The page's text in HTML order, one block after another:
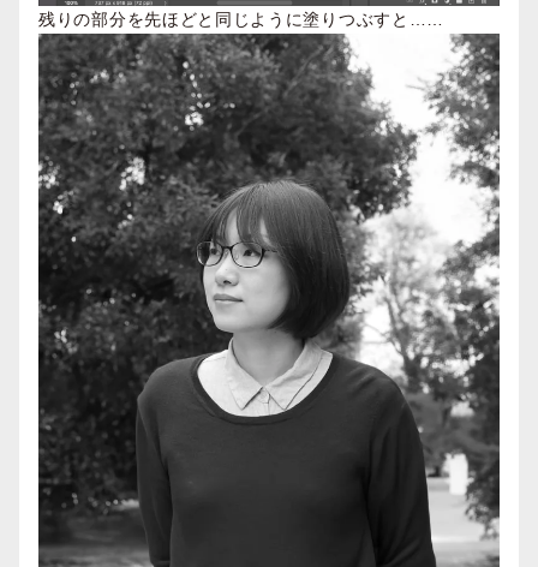
残りの部分を先ほどと同じように塗りつぶすと……